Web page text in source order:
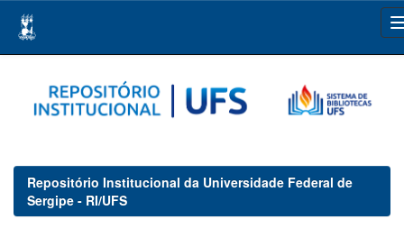
navigation
Repositório Institucional da Universidade Federal de
Sergipe - RI/UFS